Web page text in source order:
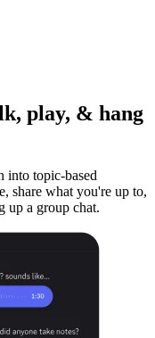
play, & hang
into topic-based
share what you're up to,
a group chat.